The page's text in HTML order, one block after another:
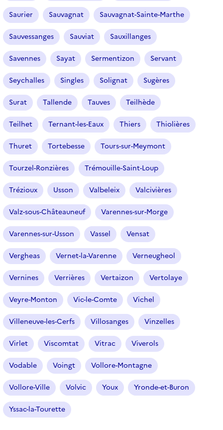
Saurier Sauvagnat Sauvagnat-Sainte-Marthe
Sauvessanges Sauviat Sauxillanges
Savennes Sayat Sermentizon Servant
Seychalles Singles Solignat Sugères
Surat Tallende Tauves Teilhède
Teilhet Ternant-les-Eaux Thiers Thiolières
Thuret Tortebesse Tours-sur-Meymont
Tourzel-Ronzières Trémouille-Saint-Loup
Trézioux Usson Valbeleix Valcivières
Valz-sous-Châteauneuf Varennes-sur-Morge
Varennes-sur-Usson Vassel Vensat
Vergheas Vernet-la-Varenne Verneugheol
Vernines Verrières Vertaizon Vertolaye
Veyre-Monton Vic-le-Comte Vichel
Villeneuve-les-Cerfs Villosanges Vinzelles
Virlet Viscomtat Vitrac Viverols
Vodable Voingt Vollore-Montagne
Vollore-Ville Volvic Youx Yronde-et-Buron
Yssac-la-Tourette